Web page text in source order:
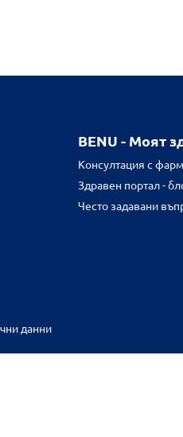
данни
BENU - Моят
Консултация с
Здравен портал -
Често задавани